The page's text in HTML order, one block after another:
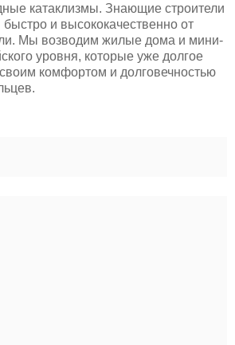
катаклизмы. Знающие строители
и высококачественно от
Мы возводим жилые дома и мини-
уровня, которые уже долгое
комфортом и долговечностью